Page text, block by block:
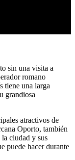
sin una visita a
romano
tiene una larga
grandiosa
atractivos de
Oporto, también
la ciudad y sus
puede hacer durante